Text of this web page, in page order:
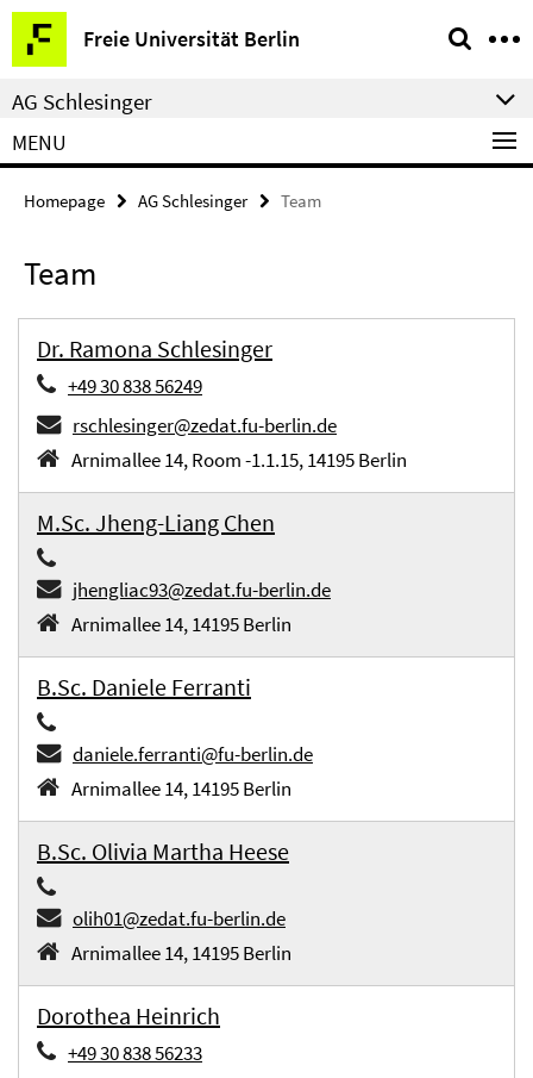
Springe
direkt
zu
Inhalt
Freie Universität Berlin
Service
Navigation
AG Schlesinger
MENU
Homepage AG Schlesinger Team
Team
Dr. Ramona Schlesinger
+49 30 838 56249
rschlesinger@zedat.fu-berlin.de
Arnimallee 14, Room -1.1.15, 14195 Berlin
M.Sc. Jheng-Liang Chen
jhengliac93@zedat.fu-berlin.de
Arnimallee 14, 14195 Berlin
B.Sc. Daniele Ferranti
daniele.ferranti@fu-berlin.de
Arnimallee 14, 14195 Berlin
B.Sc. Olivia Martha Heese
olih01@zedat.fu-berlin.de
Arnimallee 14, 14195 Berlin
Dorothea Heinrich
+49 30 838 56233